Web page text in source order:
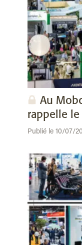
Au
rappelle
Publié le 10/07/